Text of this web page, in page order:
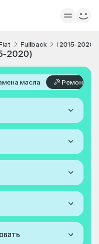
Fullback I 2015-2020
2020)
масла Ремонт